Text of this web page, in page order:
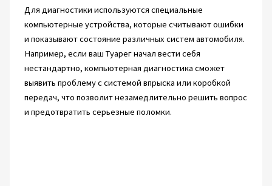
Для диагностики используются специальные
компьютерные устройства, которые считывают ошибки
и показывают состояние различных систем автомобиля.
Например, если ваш Туарег начал вести себя
нестандартно, компьютерная диагностика сможет
выявить проблему с системой впрыска или коробкой
передач, что позволит незамедлительно решить вопрос
и предотвратить серьезные поломки.